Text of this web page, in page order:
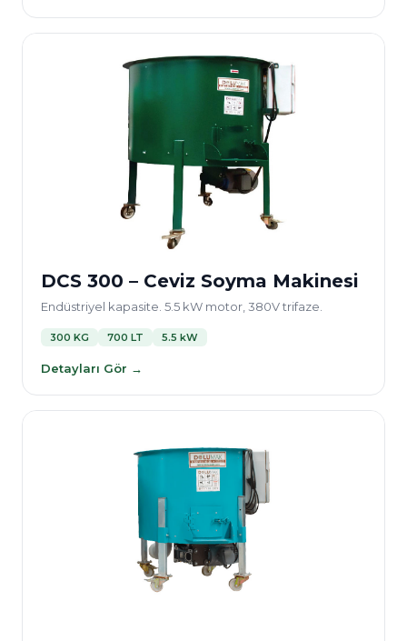
DCS 300 – Ceviz Soyma Makinesi
Endüstriyel kapasite. 5.5 kW motor, 380V trifaze.
300 KG 700 LT 5.5 kW
Detayları Gör →